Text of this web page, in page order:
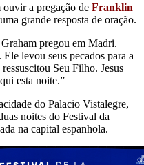
a pregação de Franklin
grande resposta de oração.
pregou em Madri.
levou seus pecados para a
Seu Filho. Jesus
esta noite.”
do Palacio Vistalegre,
noites do Festival da
na capital espanhola.